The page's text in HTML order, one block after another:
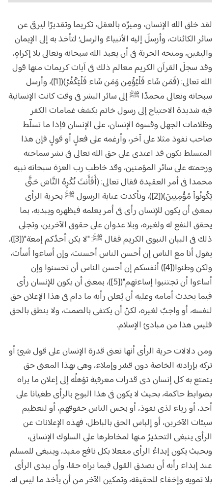
لقد خلق الله الإنسان، وميزّه بالعقل، تكريما وتقديرًا ليرقى عن
سائر الكائنات، وأرسلَ إليه الأنبياءَ والرسل؛ لتأخذ به إلى الإيمان
واليقين، ومنحه الحرية فى أن يعبد الله سبحانه وتعالى بلا إكراهٍ،
وقد سجلَ القرآن الكريم معالم ذلك فى آيات كريمات منها قول
الله تعالى: (فَمَن شَاء فَلْيُؤْمِن وَمَن شَاء فَلْيَكْفُرْ)([1])، وأرسل
سبحانه وتعالى محمدًا ﷺ إلى سائر البشر فى وقت كانت الإنسانية
فيه شديدة الاحتياج إلى رسول خاتم يكشف غمامات الكفر
وظلامات الجهل وقسوة الإنسان، على الإنسان فإذا ما تسلّط
صاحب نفوذ مثلا على آخر، وأرغمه على فعلٍ أو قولٍ فإن هذا
المتسلط يكون قد اعتدى على حق الله تعالى فى نشر سماحته
ورحمته على سائر المؤمنين، وقد خاطب رب العزة سبحانه نبيه
محمدا فى أمر العقيدة فقال تعالى: (أَفَأَنتَ تُكْرِهُ النَّاسَ حَتَّى
يَكُونُواْ مُؤْمِنِينَ)([2])، وتأكدت عناية الرسول ﷺ بحرية الرأى
بمعنى أن يكون للإنسان رأى فى أمر يعلمه فيظهره ويبديه، بما
يحقق النفع له ولغيره، وبلا عدوان على حقوق الآخرين، وتجلى
ذلك فى البيان النبوى الكريم فقال ﷺ: "لا يكن أحدُكم إمعة"([3])،
يقول أنا مع الناس إن أحسن الناس أحسنت، وإن أساءوا أسأت،
ولكن وطنوا([4]) أنفسكم إن أحسن الناس أن تحسنوا وإن
أساءوا أن تجتنبوا إساءتهم"([5])، بمعنى أن يكون للإنسان رأى
فيما يحدث أمامه وعليه أن يُعلن رأيه ما دام فى هذا الإعلان حق
لنفسه، أو واجبٌ لغيره، لكنْ أن يكتفى بالصمت، ولا ينطق بالحق
فليس هذا من مبادئ الإسلام.
ومن دلالات حرية الرأى أنها تعنى قدرة الإنسان على قول شيئ أو
تركه بإرادته الخاصة دون قسْر وإملاء، وهى بهذا المعنى حق
يتمتع به كل إنسان ذى قدرات معرفية تؤهلُه إلى إعلان ما يراه
بضوابط حاكمة، بحيث لا يكون فى هذا البوح بالرأى طغيانا على
أحد، أو رياء لذى نفوذ، أو بخس الناس حقوقهم، أو لتعظيم
سيئات الآخرين، أو إلباس الحق بالباطل، فهذه الإعلانات عن
الرأى ينبغى التحذيرُ منها لمخاطرها على السلوك الإنسانى،
وبحيث يكون إبداءُ الرأى مفعلا بكل نافع مفيد، وينبغى للمسلم
عند إبداء رأيه أن يصدق القول فيما يراه حقا، وأن يبدى الرأى
بلا تمويه وإخفاء للحقيقة، وتمكين الآخر من أن يأخذ ما ليس له.